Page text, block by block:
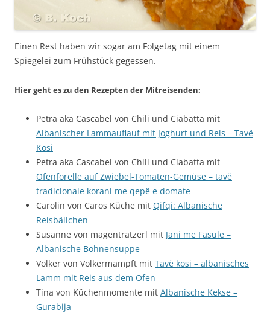
Einen Rest haben wir sogar am Folgetag mit einem
Spiegelei zum Frühstück gegessen.
Hier geht es zu den Rezepten der Mitreisenden:
Petra aka Cascabel von Chili und Ciabatta mit
Albanischer Lammauflauf mit Joghurt und Reis – Tavë
Kosi
Petra aka Cascabel von Chili und Ciabatta mit
Ofenforelle auf Zwiebel-Tomaten-Gemüse – tavë
tradicionale korani me qepë e domate
Carolin von Caros Küche mit Qifqi: Albanische
Reisbällchen
Susanne von magentratzerl mit Jani me Fasule –
Albanische Bohnensuppe
Volker von Volkermampft mit Tavë kosi – albanisches
Lamm mit Reis aus dem Ofen
Tina von Küchenmomente mit Albanische Kekse –
Gurabija